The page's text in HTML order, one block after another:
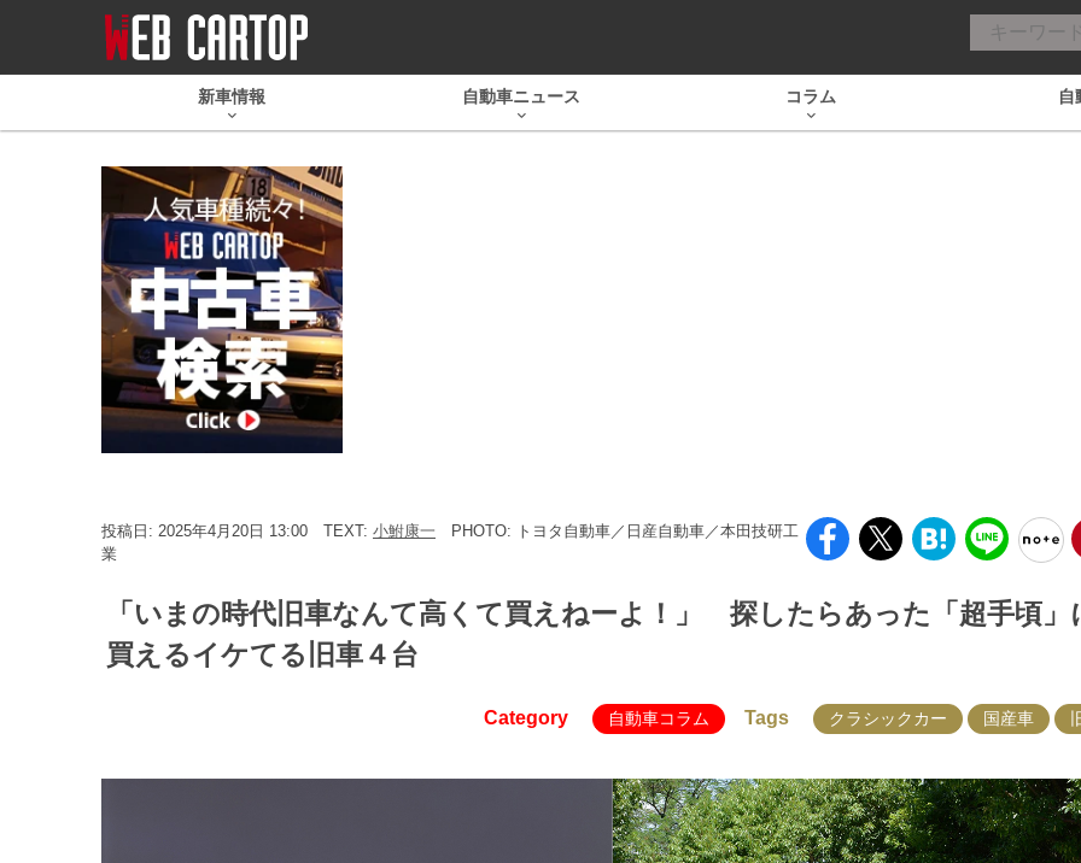
新車情報 自動車ニュース コラム 自
投稿日: 2025年4月20日 13:00 TEXT: 小鮒康一
PHOTO: トヨタ自動車／日産自動車／本田技研工
業
「いまの時代旧車なんて高くて買えねーよ！」 探したらあった「超手頃」
買えるイケてる旧車４台
Category 自動車コラム Tags クラシックカー 国産車